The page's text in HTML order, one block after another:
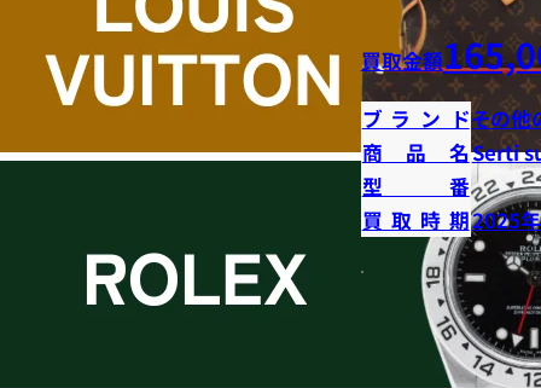
買取金額
ブランドその他
商品名Serti
型番
買取時期2025